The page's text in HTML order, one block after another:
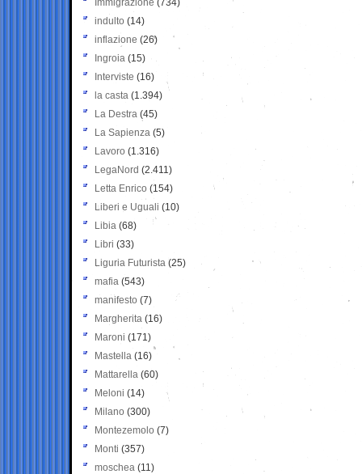
Immigrazione (734)
indulto (14)
inflazione (26)
Ingroia (15)
Interviste (16)
la casta (1.394)
La Destra (45)
La Sapienza (5)
Lavoro (1.316)
LegaNord (2.411)
Letta Enrico (154)
Liberi e Uguali (10)
Libia (68)
Libri (33)
Liguria Futurista (25)
mafia (543)
manifesto (7)
Margherita (16)
Maroni (171)
Mastella (16)
Mattarella (60)
Meloni (14)
Milano (300)
Montezemolo (7)
Monti (357)
moschea (11)